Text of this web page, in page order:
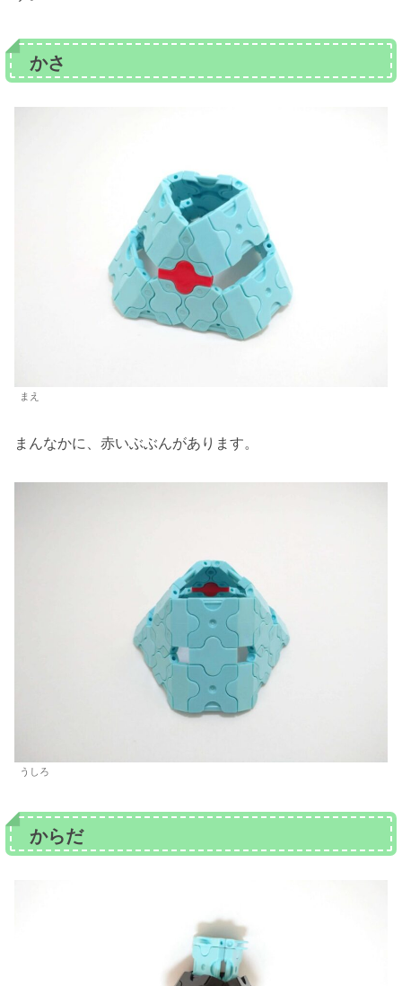
かさ
まえ
まんなかに、赤いぶぶんがあります。
うしろ
からだ